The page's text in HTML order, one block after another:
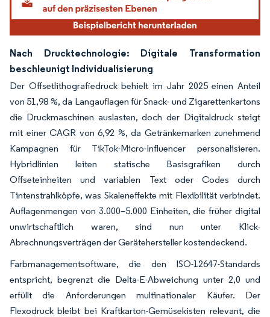
Nach Drucktechnologie: Digitale Transformation
beschleunigt Individualisierung
Der Offsetlithografiedruck behielt im Jahr 2025 einen Anteil
von 51,98 %, da Langauflagen für Snack- und Zigarettenkartons
die Druckmaschinen auslasten, doch der Digitaldruck steigt
mit einer CAGR von 6,92 %, da Getränkemarken zunehmend
Kampagnen für TikTok-Micro-Influencer personalisieren.
Hybridlinien leiten statische Basisgrafiken durch
Offseteinheiten und variablen Text oder Codes durch
Tintenstrahlköpfe, was Skaleneffekte mit Flexibilität verbindet.
Auflagenmengen von 3.000–5.000 Einheiten, die früher digital
unwirtschaftlich waren, sind nun unter Klick-
Abrechnungsverträgen der Gerätehersteller kostendeckend.
Farbmanagementsoftware, die den ISO-12647-Standards
entspricht, begrenzt die Delta-E-Abweichung unter 2,0 und
erfüllt die Anforderungen multinationaler Käufer. Der
Flexodruck bleibt bei Kraftkarton-Gemüsekisten relevant, die